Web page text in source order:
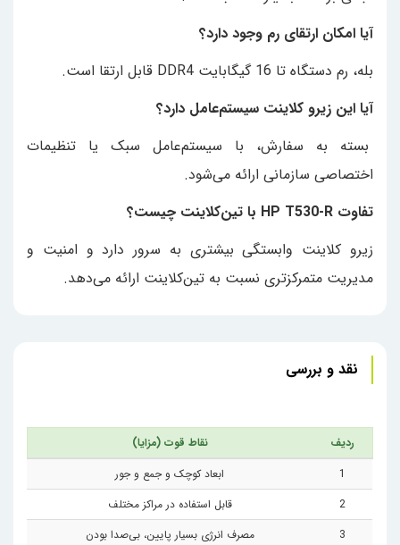
آیا امکان ارتقای رم وجود دارد؟
بله، رم دستگاه تا 16 گیگابایت DDR4 قابل ارتقا است.
آیا این زیرو کلاینت سیستم‌عامل دارد؟
بسته به سفارش، با سیستم‌عامل سبک یا تنظیمات
اختصاصی سازمانی ارائه می‌شود.
تفاوت HP T530-R با تین‌کلاینت چیست؟
زیرو کلاینت وابستگی بیشتری به سرور دارد و امنیت و
مدیریت متمرکزتری نسبت به تین‌کلاینت ارائه می‌دهد.
نقد و بررسی
ردیف
نقاط قوت (مزایا)
1
ابعاد کوچک و جمع و جور
2
قابل استفاده در مراکز مختلف
3
مصرف انرژی بسیار پایین، بی‌صدا بودن